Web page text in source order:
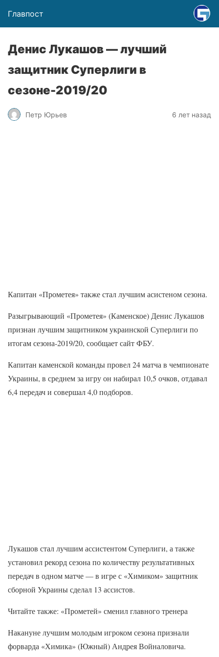
Главпост
Денис Лукашов — лучший
защитник Суперлиги в
сезоне-2019/20
Петр Юрьев 6 лет назад
Капитан «Прометея» также стал лучшим асистеном сезона.
Разыгрывающий «Прометея» (Каменское) Денис Лукашов
признан лучшим защитником украинской Суперлиги по
итогам сезона-2019/20, сообщает сайт ФБУ.
Капитан каменской команды провел 24 матча в чемпионате
Украины, в среднем за игру он набирал 10,5 очков, отдавал
6,4 передач и совершал 4,0 подборов.
Лукашов стал лучшим ассистентом Суперлиги, а также
установил рекорд сезона по количеству результативных
передач в одном матче — в игре с «Химиком» защитник
сборной Украины сделал 13 ассистов.
Читайте также: «Прометей» сменил главного тренера
Накануне лучшим молодым игроком сезона признали
форварда «Химика» (Южный) Андрея Войналовича.